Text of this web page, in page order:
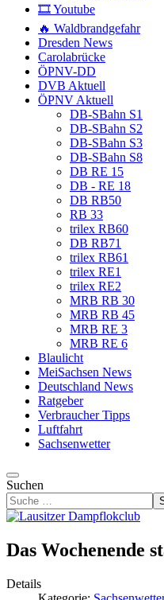
🎞️ Youtube
🔥 Waldbrandgefahr
Dresden News
Carolabrücke
ÖPNV-DD
DVB Aktuell
ÖPNV Aktuell
DB-SBahn S1
DB-SBahn S2
DB-SBahn S3
DB-SBahn S8
DB RE 15
DB - RE 18
DB RB50
RB 33
trilex RB60
DB RB71
trilex RB61
trilex RE1
trilex RE2
MRB RB 30
MRB RB 45
MRB RE 3
MRB RE 6
Blaulicht
MeiSachsen News
Deutschland News
Ratgeber
Verbraucher Tipps
Luftfahrt
Sachsenwetter
Suchen
Das Wochenende
Details